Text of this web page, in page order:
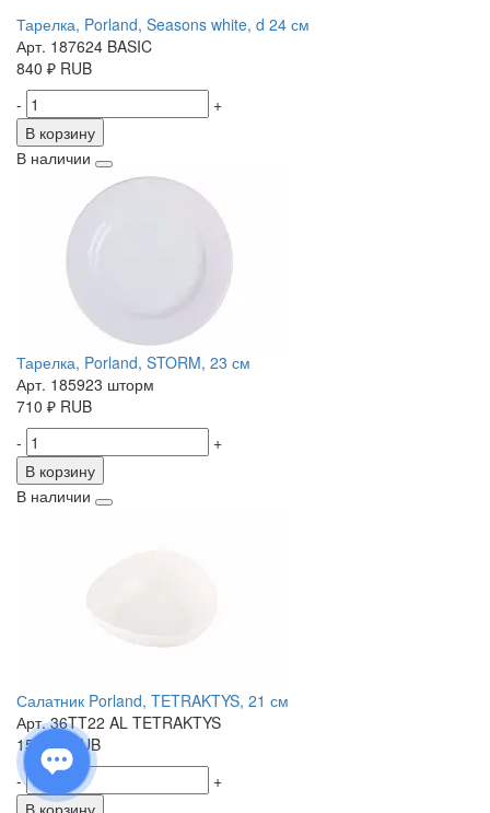
Тарелка, Porland, Seasons white, d 24 см
Арт. 187624 BASIC
840 ₽ RUB
-
+
В корзину
В наличии
Тарелка, Porland, STORM, 23 см
Арт. 185923 шторм
710 ₽ RUB
-
+
В корзину
В наличии
Салатник Porland, TETRAKTYS, 21 см
Арт. 36TT22 AL TETRAKTYS
1520₽ RUB
-
+